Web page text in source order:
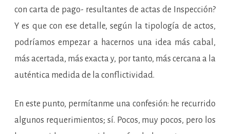
con carta de pago- resultantes de actas de Inspección?
Y es que con ese detalle, según la tipología de actos,
podríamos empezar a hacernos una idea más cabal,
más acertada, más exacta y, por tanto, más cercana a la
auténtica medida de la conflictividad.
En este punto, permítanme una confesión: he recurrido
algunos requerimientos; sí. Pocos, muy pocos, pero los